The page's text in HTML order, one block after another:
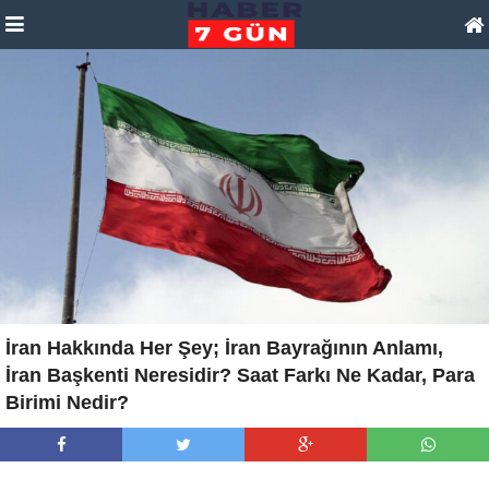
İran Hakkında Her Şey; İran Bayrağının Anlamı,
İran Başkenti Neresidir? Saat Farkı Ne Kadar, Para
Birimi Nedir?